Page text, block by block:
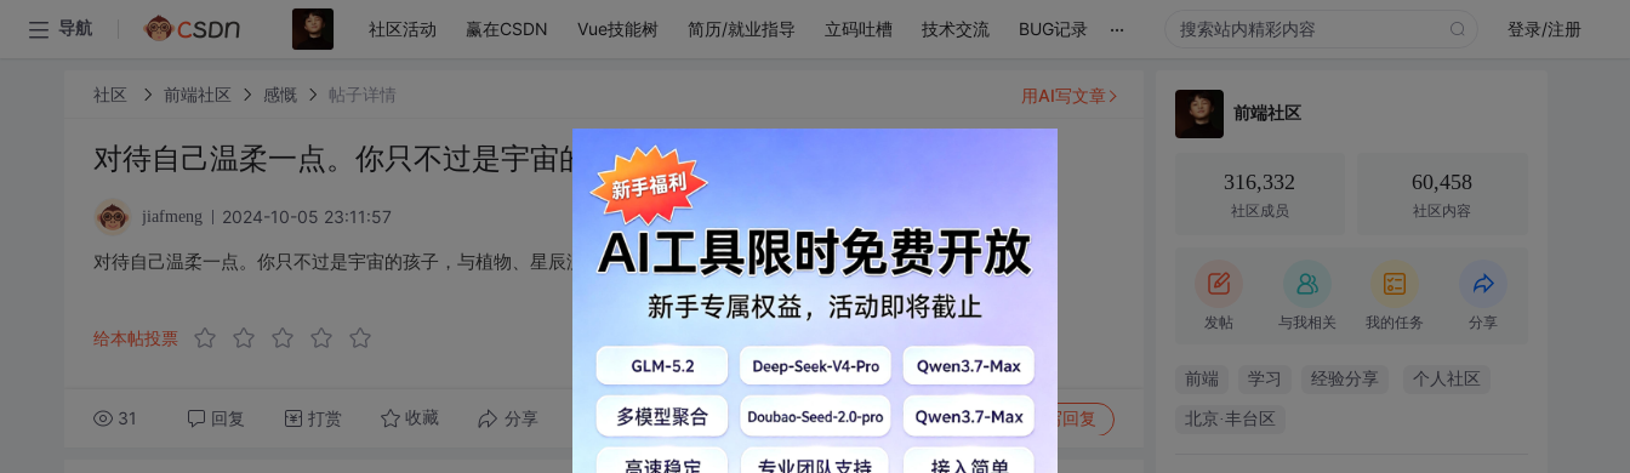
导航 社区活动 赢在CSDN Vue技能树 简历/就业指导 立码吐槽 技术交流 BUG记录 ... 登录/注册
社区 前端社区 感慨 帖子详情
对待自己温柔一点。你只不过是宇宙的孩子，与植物、星辰没什么两样。
jiafmeng 2024-10-05 23:11:57
对待自己温柔一点。你只不过是宇宙的孩子，与植物、星辰没什么两样。
给本帖投票
31 回复 打赏 收藏 分享 转发到动态 举报 写回复
用AI写文章
前端社区
316,332
社区成员
60,458
社区内容
发帖 与我相关 我的任务 分享
前端 学习 经验分享 个人社区
北京·丰台区